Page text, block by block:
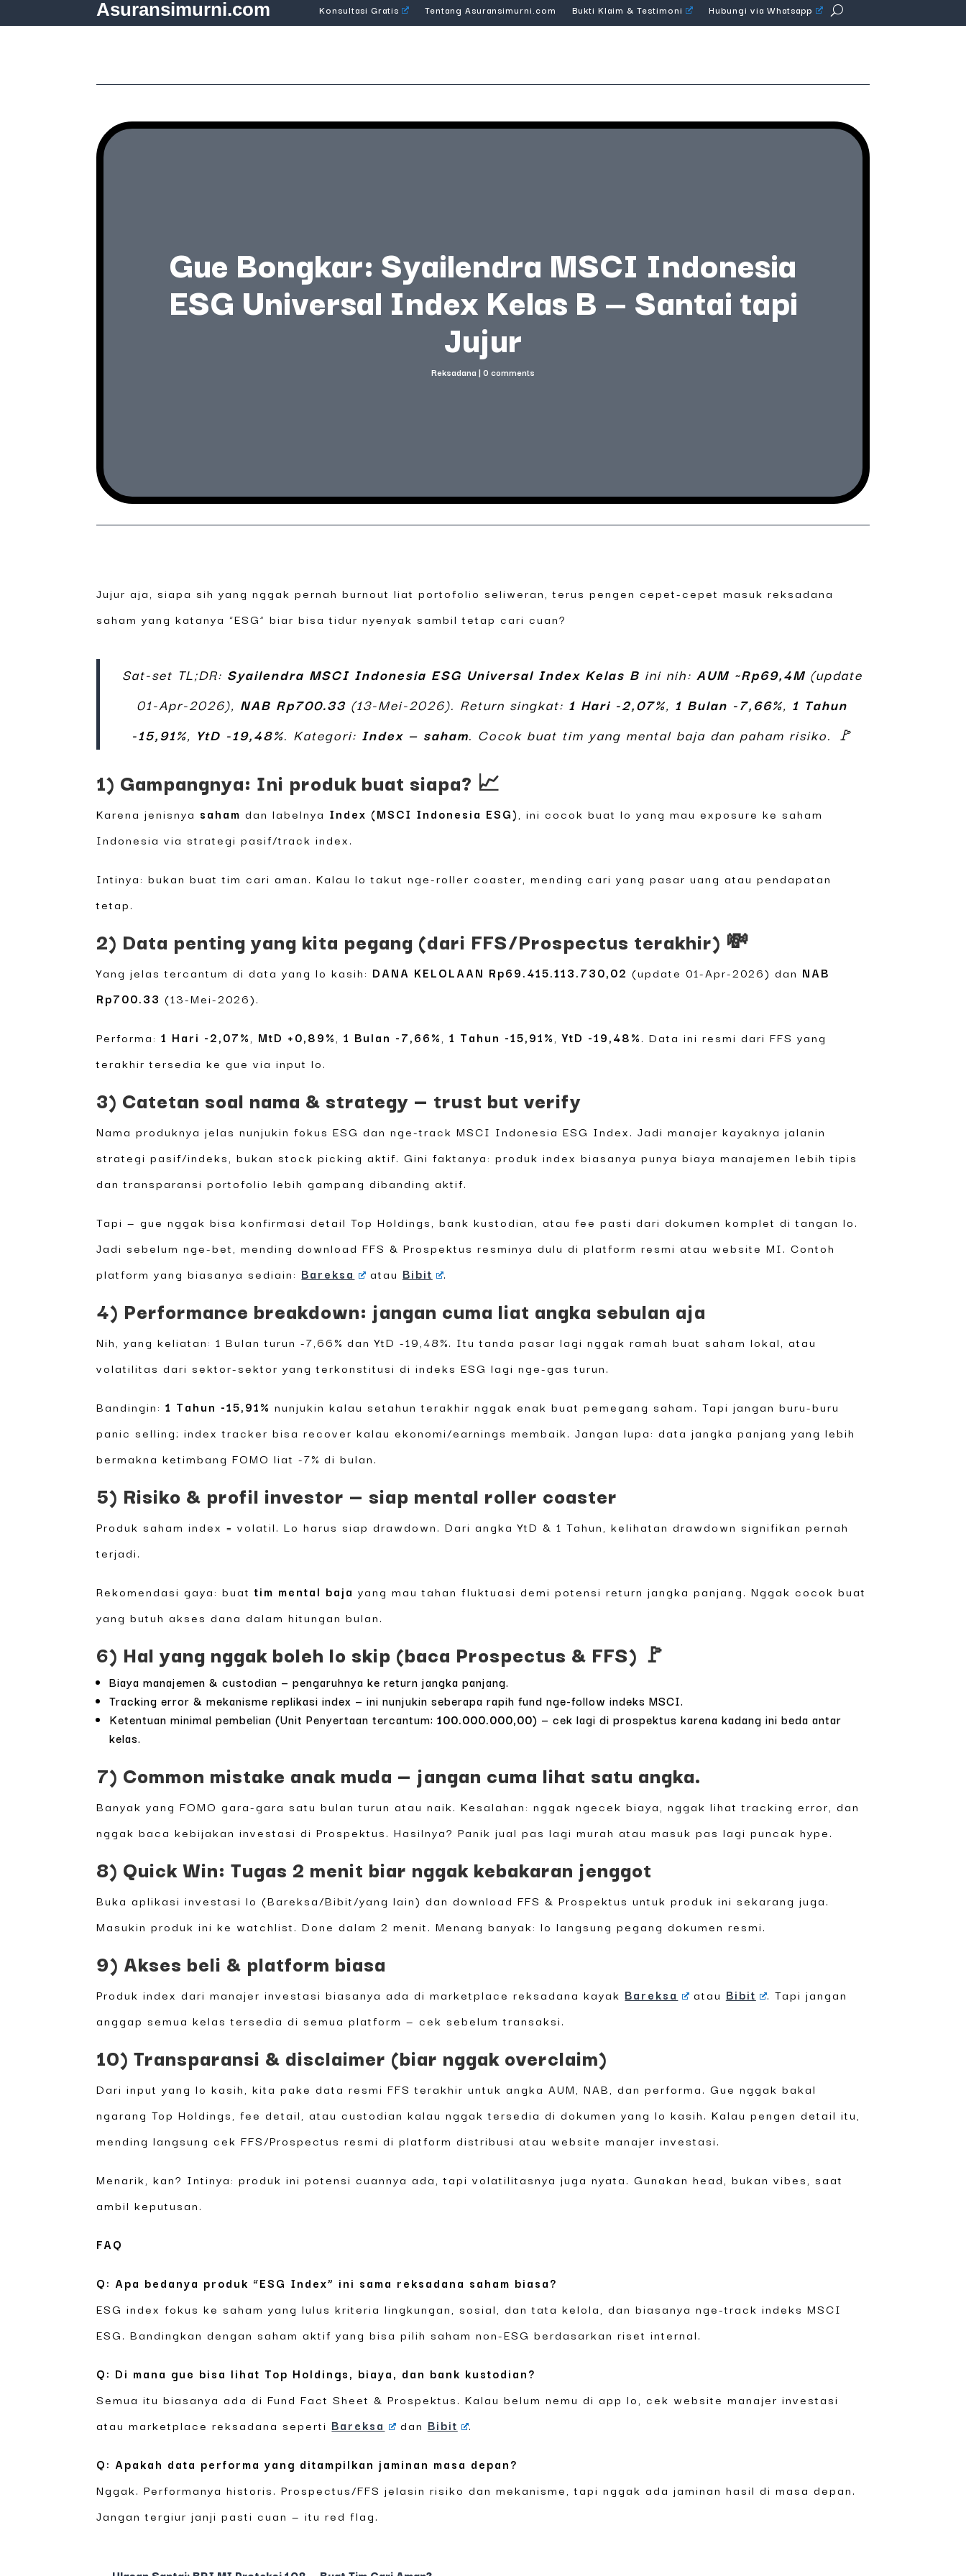
Asuransimurni.com Konsultasi Gratis Tentang Asuransimurni.com Bukti Klaim & Testimoni Hubungi via Whatsapp
Gue Bongkar: Syailendra MSCI Indonesia
ESG Universal Index Kelas B — Santai tapi
Jujur
Reksadana | 0 comments
Jujur aja, siapa sih yang nggak pernah burnout liat portofolio seliweran, terus pengen cepet-cepet masuk reksadana
saham yang katanya “ESG” biar bisa tidur nyenyak sambil tetap cari cuan?
Sat-set TL;DR: Syailendra MSCI Indonesia ESG Universal Index Kelas B ini nih: AUM ~Rp69,4M(update
01-Apr-2026), NAB Rp700.33 (13-Mei-2026). Return singkat: 1 Hari -2,07%, 1 Bulan -7,66%, 1 Tahun
-15,91%, YtD -19,48%. Kategori: Index — saham. Cocok buat tim yang mental baja dan paham risiko. 🚩
1) Gampangnya: Ini produk buat siapa? 📈
Karena jenisnya saham dan labelnya Index (MSCI Indonesia ESG), ini cocok buat lo yang mau exposure ke saham
Indonesia via strategi pasif/track index.
Intinya: bukan buat tim cari aman. Kalau lo takut nge-roller coaster, mending cari yang pasar uang atau pendapatan
tetap.
2) Data penting yang kita pegang (dari FFS/Prospectus terakhir) 💸
Yang jelas tercantum di data yang lo kasih: DANA KELOLAAN Rp69.415.113.730,02 (update 01-Apr-2026) dan NAB
Rp700.33 (13-Mei-2026).
Performa:1 Hari -2,07%, MtD +0,89%,1 Bulan -7,66%,1 Tahun -15,91%,YtD -19,48%. Data ini resmi dari FFS yang
terakhir tersedia ke gue via input lo.
3) Catetan soal nama & strategy — trust but verify
Nama produknya jelas nunjukin fokus ESG dan nge-track MSCI Indonesia ESG Index. Jadi manajer kayaknya jalanin
strategi pasif/indeks, bukan stock picking aktif. Gini faktanya: produk index biasanya punya biaya manajemen lebih tipis
dan transparansi portofolio lebih gampang dibanding aktif.
Tapi — gue nggak bisa konfirmasi detail Top Holdings, bank kustodian, atau fee pasti dari dokumen komplet di tangan lo.
Jadi sebelum nge-bet, mending download FFS & Prospektus resminya dulu di platform resmi atau website MI. Contoh
platform yang biasanya sediain: Bareksa atau Bibit .
4) Performance breakdown: jangan cuma liat angka sebulan aja
Nih, yang keliatan: 1 Bulan turun -7,66% dan YtD -19,48%. Itu tanda pasar lagi nggak ramah buat saham lokal, atau
volatilitas dari sektor-sektor yang terkonstitusi di indeks ESG lagi nge-gas turun.
Bandingin:1 Tahun -15,91% nunjukin kalau setahun terakhir nggak enak buat pemegang saham. Tapi jangan buru-buru
panic selling; index tracker bisa recover kalau ekonomi/earnings membaik. Jangan lupa: data jangka panjang yang lebih
bermakna ketimbang FOMO liat -7% di bulan.
5) Risiko & profil investor — siap mental roller coaster
Produk saham index = volatil. Lo harus siap drawdown. Dari angka YtD & 1 Tahun, kelihatan drawdown signifikan pernah
terjadi.
Rekomendasi gaya: buattim mental baja yang mau tahan fluktuasi demi potensi return jangka panjang. Nggak cocok buat
yang butuh akses dana dalam hitungan bulan.
6) Hal yang nggak boleh lo skip (baca Prospectus & FFS) 🚩
Biaya manajemen & custodian — pengaruhnya ke return jangka panjang.
Tracking error & mekanisme replikasi index — ini nunjukin seberapa rapih fund nge-follow indeks MSCI.
Ketentuan minimal pembelian (Unit Penyertaan tercantum:100.000.000,00) — cek lagi di prospektus karena kadang ini beda antar
kelas.
7) Common mistake anak muda — jangan cuma lihat satu angka.
Banyak yang FOMO gara-gara satu bulan turun atau naik. Kesalahan: nggak ngecek biaya, nggak lihat tracking error, dan
nggak baca kebijakan investasi di Prospektus. Hasilnya? Panik jual pas lagi murah atau masuk pas lagi puncak hype.
8) Quick Win: Tugas 2 menit biar nggak kebakaran jenggot
Buka aplikasi investasi lo (Bareksa/Bibit/yang lain) dan download FFS & Prospektus untuk produk ini sekarang juga.
Masukin produk ini ke watchlist. Done dalam 2 menit. Menang banyak: lo langsung pegang dokumen resmi.
9) Akses beli & platform biasa
Produk index dari manajer investasi biasanya ada di marketplace reksadana kayak Bareksa atau Bibit
. Tapi jangan
anggap semua kelas tersedia di semua platform — cek sebelum transaksi.
10) Transparansi & disclaimer (biar nggak overclaim)
Dari input yang lo kasih, kita pake data resmi FFS terakhir untuk angka AUM, NAB, dan performa. Gue nggak bakal
ngarang Top Holdings, fee detail, atau custodian kalau nggak tersedia di dokumen yang lo kasih. Kalau pengen detail itu,
mending langsung cek FFS/Prospectus resmi di platform distribusi atau website manajer investasi.
Menarik, kan? Intinya: produk ini potensi cuannya ada, tapi volatilitasnya juga nyata. Gunakan head, bukan vibes, saat
ambil keputusan.
FAQ
Q: Apa bedanya produk “ESG Index” ini sama reksadana saham biasa?
ESG index fokus ke saham yang lulus kriteria lingkungan, sosial, dan tata kelola, dan biasanya nge-track indeks MSCI
ESG. Bandingkan dengan saham aktif yang bisa pilih saham non-ESG berdasarkan riset internal.
Q: Di mana gue bisa lihat Top Holdings, biaya, dan bank kustodian?
Semua itu biasanya ada di Fund Fact Sheet & Prospektus. Kalau belum nemu di app lo, cek website manajer investasi
atau marketplace reksadana seperti Bareksa dan Bibit .
Q: Apakah data performa yang ditampilkan jaminan masa depan?
Nggak. Performanya historis. Prospectus/FFS jelasin risiko dan mekanisme, tapi nggak ada jaminan hasil di masa depan.
Jangan tergiur janji pasti cuan — itu red flag.